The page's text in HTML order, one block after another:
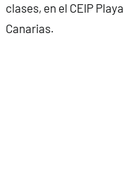
clases, en el CEIP
Canarias.